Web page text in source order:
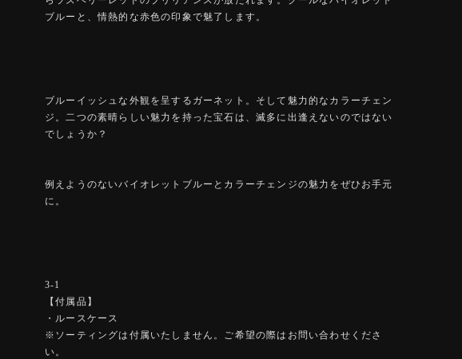
ブルーと、情熱的な赤色の印象で魅了します。
ブルーイッシュな外観を呈するガーネット。そして魅力的なカラーチェン
ジ。二つの素晴らしい魅力を持った宝石は、滅多に出逢えないのではない
でしょうか？
例えようのないバイオレットブルーとカラーチェンジの魅力をぜひお手元
に。
3-1
【付属品】
・ルースケース
※ソーティングは付属いたしません。ご希望の際はお問い合わせくださ
い。